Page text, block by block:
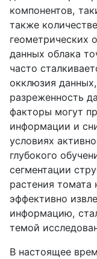
компонентов,
также
геометрических
данных облака
часто
окклюзия
разреженность
факторы могут
информации и
условиях
глубокого
сегментации
растения томата
эффективно
информацию,
темой
В настоящее